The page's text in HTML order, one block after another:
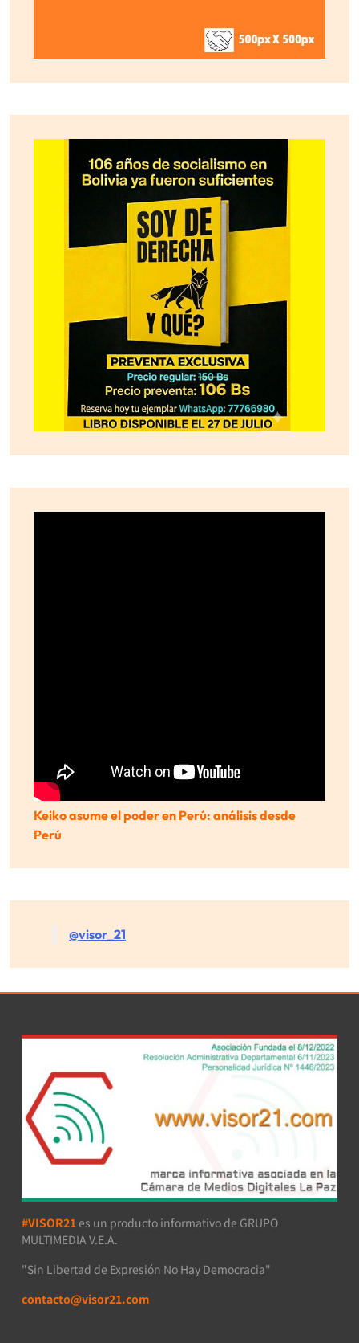
Keiko asume el poder en Perú: análisis desde
Perú
@visor_21
#VISOR21 es un producto informativo de GRUPO
MULTIMEDIA V.E.A.
"Sin Libertad de Expresión No Hay Democracia"
contacto@visor21.com